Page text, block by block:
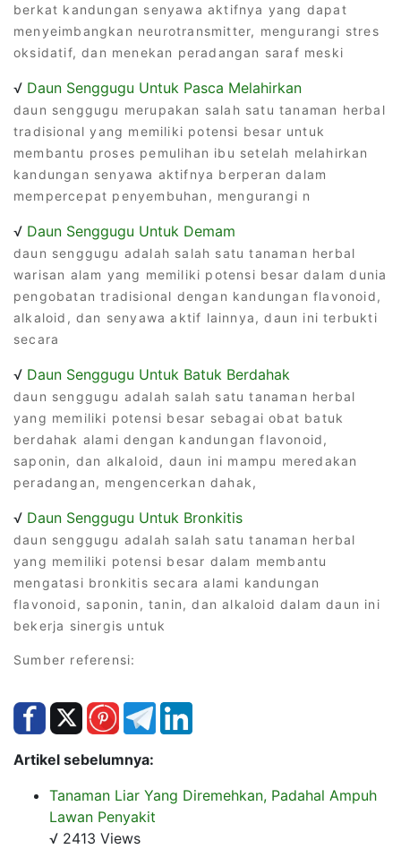
berkat kandungan senyawa aktifnya yang dapat
menyeimbangkan neurotransmitter, mengurangi stres
oksidatif, dan menekan peradangan saraf meski
√ Daun Senggugu Untuk Pasca Melahirkan
daun senggugu merupakan salah satu tanaman herbal
tradisional yang memiliki potensi besar untuk
membantu proses pemulihan ibu setelah melahirkan
kandungan senyawa aktifnya berperan dalam
mempercepat penyembuhan, mengurangi n
√ Daun Senggugu Untuk Demam
daun senggugu adalah salah satu tanaman herbal
warisan alam yang memiliki potensi besar dalam dunia
pengobatan tradisional dengan kandungan flavonoid,
alkaloid, dan senyawa aktif lainnya, daun ini terbukti
secara
√ Daun Senggugu Untuk Batuk Berdahak
daun senggugu adalah salah satu tanaman herbal
yang memiliki potensi besar sebagai obat batuk
berdahak alami dengan kandungan flavonoid,
saponin, dan alkaloid, daun ini mampu meredakan
peradangan, mengencerkan dahak,
√ Daun Senggugu Untuk Bronkitis
daun senggugu adalah salah satu tanaman herbal
yang memiliki potensi besar dalam membantu
mengatasi bronkitis secara alami kandungan
flavonoid, saponin, tanin, dan alkaloid dalam daun ini
bekerja sinergis untuk
Sumber referensi:
Artikel sebelumnya:
Tanaman Liar Yang Diremehkan, Padahal Ampuh
Lawan Penyakit
√ 2413 Views